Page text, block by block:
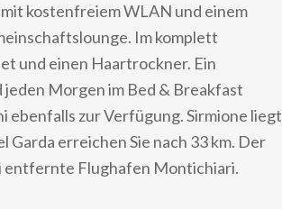
kostenfreiem WLAN und einem
Im komplett
und einen Haartrockner. Ein
Morgen im Bed & Breakfast
ebenfalls zur Verfügung. Sirmione liegt
erreichen Sie nach 33 km. Der
entfernte Flughafen Montichiari.